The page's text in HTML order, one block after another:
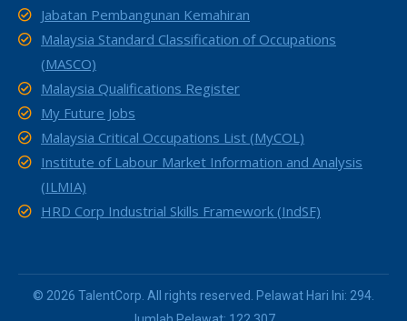
Jabatan Pembangunan Kemahiran
Malaysia Standard Classification of Occupations
(MASCO)
Malaysia Qualifications Register
My Future Jobs
Malaysia Critical Occupations List (MyCOL)
Institute of Labour Market Information and Analysis
(ILMIA)
HRD Corp Industrial Skills Framework (IndSF)
© 2026 TalentCorp. All rights reserved. Pelawat Hari Ini: 294.